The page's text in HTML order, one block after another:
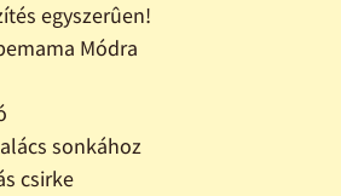
egyszerûen!
Módra
sonkához
csirke